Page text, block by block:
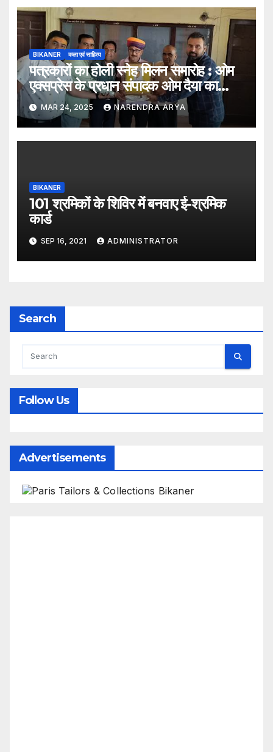
BIKANER कला एवं साहित्य
पत्रकारों का होली स्नेह मिलन समारोह : ओम
एक्सप्रेस के प्रधान संपादक ओम दैया का
किया “पत्रकार गौरव” से सम्मानित
MAR 24, 2025 NARENDRA ARYA
BIKANER
101 श्रमिकों के शिविर में बनवाए ई-श्रमिक
कार्ड
SEP 16, 2021 ADMINISTRATOR
Search
Follow Us
Advertisements